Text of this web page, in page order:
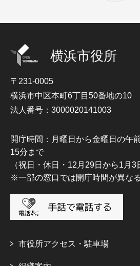
横浜市役所
〒231-0005
横浜市中区本町6丁目50番地の10
法人番号：3000020141003
開庁時間：月曜日から金曜日の午
15分まで
（祝日・休日・12月29日から1月3
※一部の窓口では開庁時間が異な
市役所アクセス・駐車場